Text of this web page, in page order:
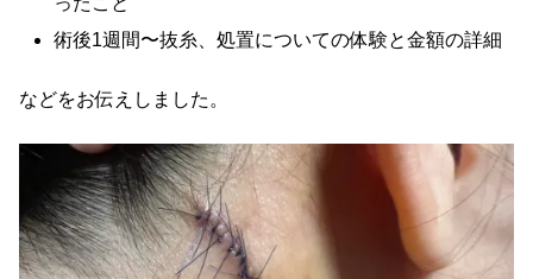
術後1週間〜抜糸、処置についての体験と金額の詳細
などをお伝えしました。